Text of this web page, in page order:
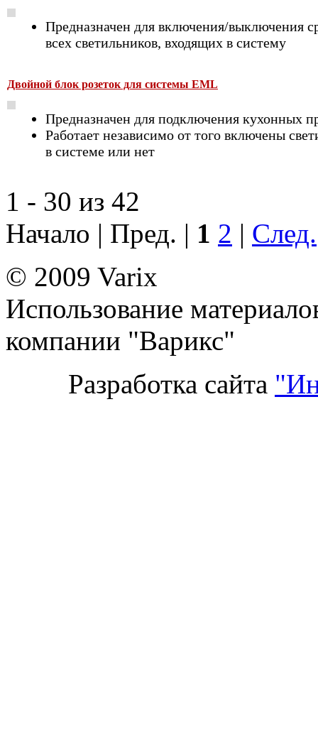
Предназначен для включения/выключения
всех светильников, входящих в систему
Двойной блок розеток для системы EML
Предназначен для подключения кухонных
Работает независимо от того включены
в системе или нет
1 - 30 из 42
Начало | Пред. | 1 2 | След.
© 2009 Varix
Использование
компании "Варикс"
Разработка сайта